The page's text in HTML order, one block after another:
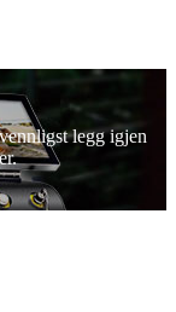
legg igjen